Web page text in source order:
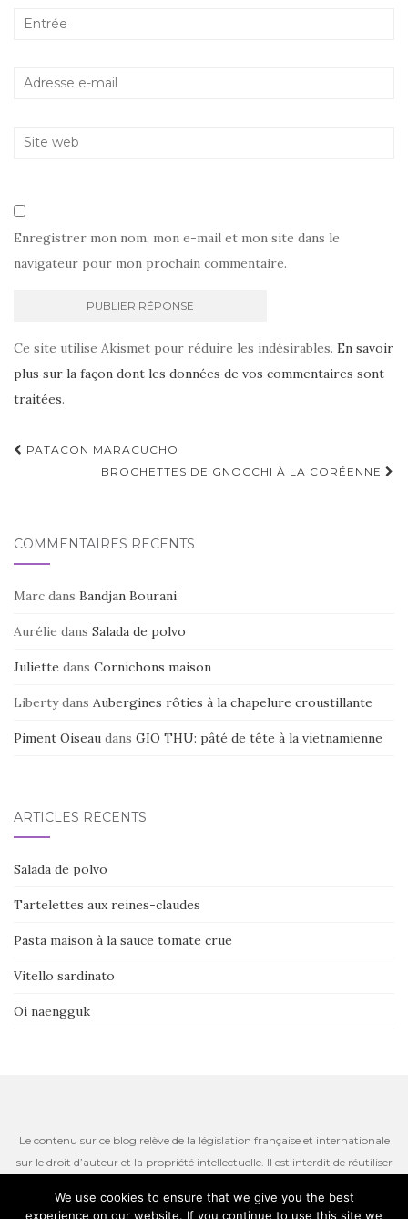
Enregistrer mon nom, mon e-mail et mon site dans le
navigateur pour mon prochain commentaire.
Ce site utilise Akismet pour réduire les indésirables. En savoir
plus sur la façon dont les données de vos commentaires sont
traitées.
Navigation
d'article
PATACON MARACUCHO
BROCHETTES DE GNOCCHI À LA CORÉENNE
COMMENTAIRES RÉCENTS
Marc dans Bandjan Bourani
Aurélie dans Salada de polvo
Juliette dans Cornichons maison
Libertydans Aubergines rôties à la chapelure croustillante
Piment Oiseau dans GIO THU: pâté de tête à la vietnamienne
ARTICLES RÉCENTS
Salada de polvo
Tartelettes aux reines-claudes
Pasta maison à la sauce tomate crue
Vitello sardinato
Oi naengguk
Le contenu sur ce blog relève de la législation française et internationale
sur le droit d’auteur et la propriété intellectuelle. Il est interdit de réutiliser
autres ressources iconographiques qui restent la propriété de l’auteur.
We use cookies to ensure that we give you the best
experience on our website. If you continue to use this site we